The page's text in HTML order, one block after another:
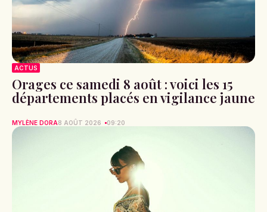
ACTUS
Orages ce samedi 8 août : voici les 15
départements placés en vigilance jaune
MYLÈNE DORA8 AOÛT 2026 09:20